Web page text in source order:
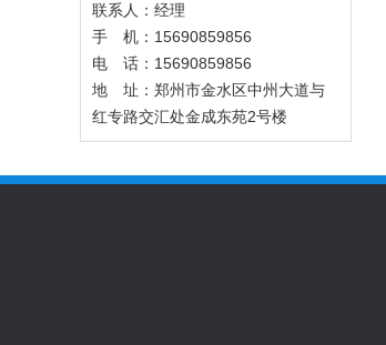
联系人：经理
手 机：15690859856
电 话：15690859856
地 址：郑州市金水区中州大道与
红专路交汇处金成东苑2号楼